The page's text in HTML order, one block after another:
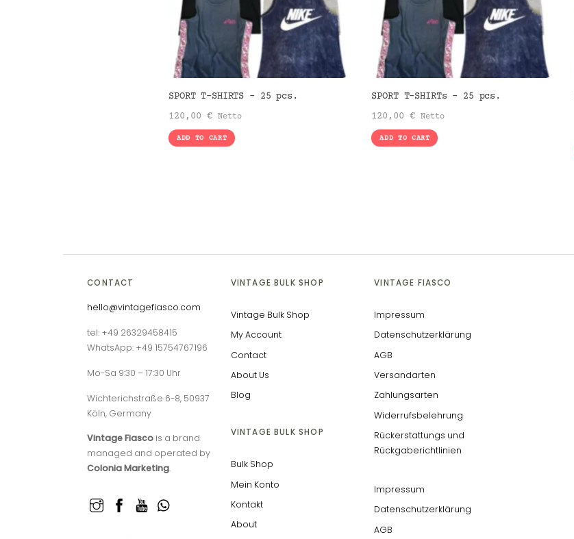
SPORT T-SHIRTS – 25 pcs.
120,00€ Netto
ADD TO CART
SPORT T-SHIRTs – 25 pcs.
120,00€ Netto
ADD TO CART
CONTACT
hello@vintagefiasco.com
tel: +49 26329458415
WhatsApp: +49 15754767196
Mo-Sa 9:30 – 17:30 Uhr
Wichterichstraße 6-8, 50937
Köln, Germany
Vintage Fiasco is a brand
managed and operated by
Colonia Marketing.
VINTAGE BULK SHOP
Vintage Bulk Shop
My Account
Contact
About Us
Blog
VINTAGE BULK SHOP
Bulk Shop
Mein Konto
Kontakt
About
VINTAGE FIASCO
Impressum
Datenschutzerklärung
AGB
Versandarten
Zahlungsarten
Widerrufsbelehrung
Rückerstattungs und
Rückgaberichtlinien
Impressum
Datenschutzerklärung
AGB